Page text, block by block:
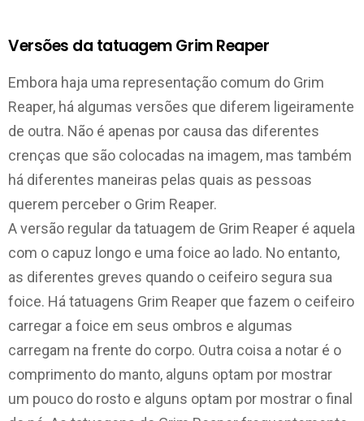
Versões da tatuagem Grim Reaper
Embora haja uma representação comum do Grim
Reaper, há algumas versões que diferem ligeiramente
de outra. Não é apenas por causa das diferentes
crenças que são colocadas na imagem, mas também
há diferentes maneiras pelas quais as pessoas
querem perceber o Grim Reaper.
A versão regular da tatuagem de Grim Reaper é aquela
com o capuz longo e uma foice ao lado. No entanto,
as diferentes greves quando o ceifeiro segura sua
foice. Há tatuagens Grim Reaper que fazem o ceifeiro
carregar a foice em seus ombros e algumas
carregam na frente do corpo. Outra coisa a notar é o
comprimento do manto, alguns optam por mostrar
um pouco do rosto e alguns optam por mostrar o final